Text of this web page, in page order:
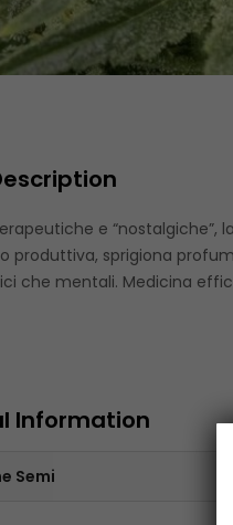
e “nostalgiche”,
produttiva, sprigiona
che mentali. Medicina
Information
Semi